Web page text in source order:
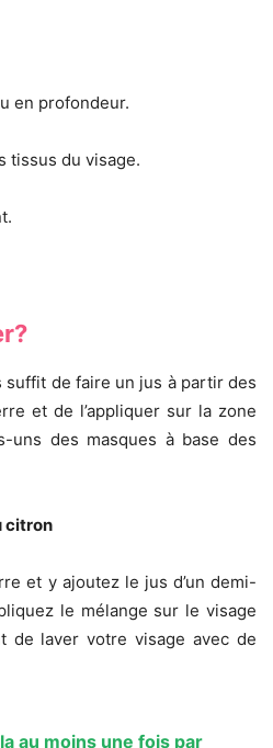
en profondeur.
tissus du visage.
de faire un jus à partir des
et de l’appliquer sur la zone
uns des masques à base des
citron
et y ajoutez le jus d’un demi-
le mélange sur le visage
de laver votre visage avec de
au moins une fois par